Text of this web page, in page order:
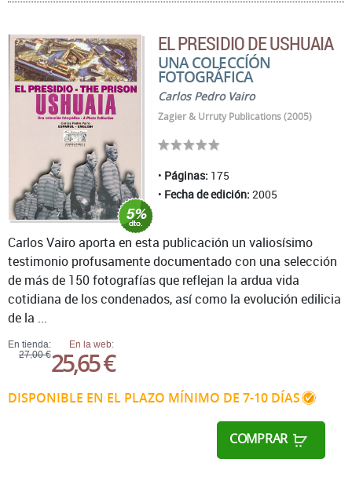
EL PRESIDIO DE USHUAIA
UNA COLECCÍÓN
FOTOGRÁFICA
Carlos Pedro Vairo
Zagier & Urruty Publications (2005)
Páginas: 175
Fecha de edición: 2005
En tienda:
27,00 €
En la web:
25,65 €
DISPONIBLE EN EL PLAZO MÍNIMO DE 7-10 DÍAS
COMPRAR
Carlos Vairo aporta en esta publicación un valiosísimo
testimonio profusamente documentado con una selección
de más de 150 fotografías que reflejan la ardua vida
cotidiana de los condenados, así como la evolución edilicia
de la ...